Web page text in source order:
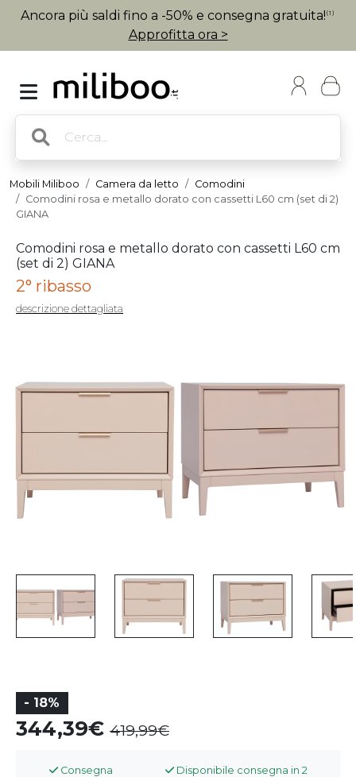
Ancora più saldi fino a -50% e consegna gratuita! (1)
Approfitta ora >
Mobili Miliboo Camera da letto
Comodini
Comodini rosa e metallo dorato con cassetti L60 cm (set di 2)
GIANA
Comodini rosa e metallo dorato con cassetti L60 cm
(set di 2) GIANA
2° ribasso
descrizione dettagliata
- 18%
344,39 419,99
Consegna
Disponibile consegna in 2